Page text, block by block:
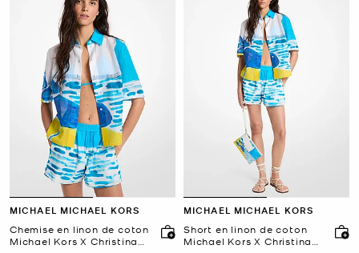
MICHAEL MICHAEL KORS
Chemise en linon de coton
Michael Kors X Christina
MICHAEL MICHAEL KORS
Short en linon de coton
Michael Kors X Christina